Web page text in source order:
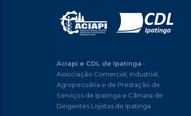
Aciapi e CDL de Ipatinga -
Associação Comercial, Industrial,
Agropecuária e de Prestação de
Serviços de Ipatinga e Câmara de
Dirigentes Lojistas de Ipatinga